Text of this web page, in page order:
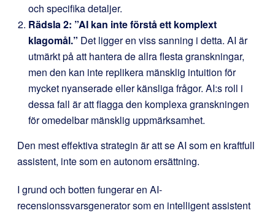
och specifika detaljer.
Rädsla 2: ”AI kan inte förstå ett komplext
klagomål.” Det ligger en viss sanning i detta. AI är
utmärkt på att hantera de allra flesta granskningar,
men den kan inte replikera mänsklig intuition för
mycket nyanserade eller känsliga frågor. AI:s roll i
dessa fall är att flagga den komplexa granskningen
för omedelbar mänsklig uppmärksamhet.
Den mest effektiva strategin är att se AI som en kraftfull
assistent, inte som en autonom ersättning.
I grund och botten fungerar en AI-
recensionssvarsgenerator som en intelligent assistent